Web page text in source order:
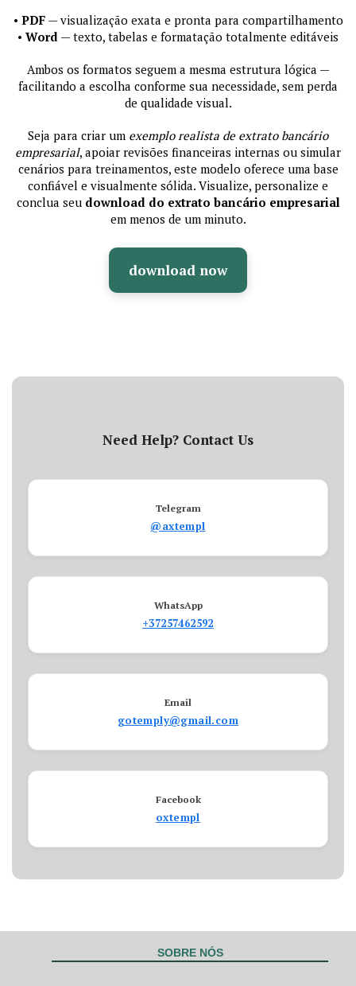
• PDF— visualização exata e pronta para compartilhamento
• Word — texto, tabelas e formatação totalmente editáveis
Ambos os formatos seguem a mesma estrutura lógica —
facilitando a escolha conforme sua necessidade, sem perda
de qualidade visual.
Seja para criar um exemplo realista de extrato bancário
empresarial, apoiar revisões financeiras internas ou simular
cenários para treinamentos, este modelo oferece uma base
confiável e visualmente sólida. Visualize, personalize e
conclua seu download do extrato bancário empresarial
em menos de um minuto.
download now
Need Help? Contact Us
Telegram
@axtempl
WhatsApp
+37257462592
Email
gotemply@gmail.com
Facebook
oxtempl
SOBRE NÓS